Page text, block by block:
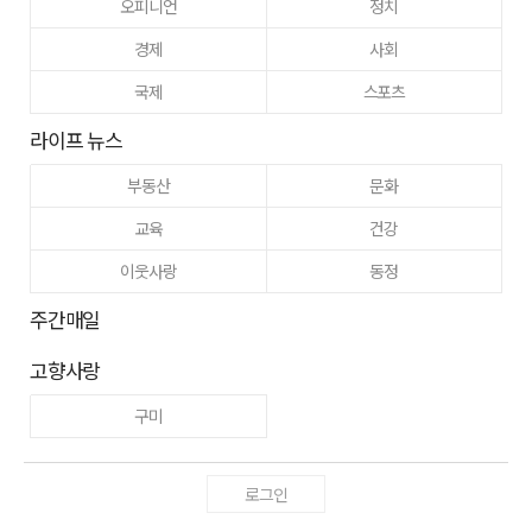
오피니언
정치
경제
사회
국제
스포츠
라이프 뉴스
부동산
문화
교육
건강
이웃사랑
동정
주간매일
고향사랑
구미
로그인